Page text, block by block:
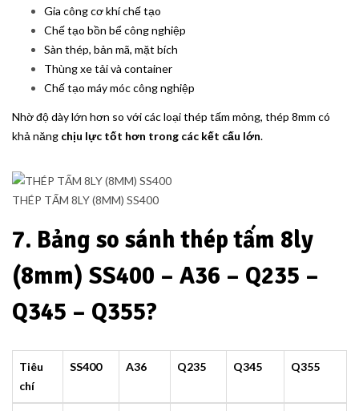
Gia công cơ khí chế tạo
Chế tạo bồn bể công nghiệp
Sàn thép, bản mã, mặt bích
Thùng xe tải và container
Chế tạo máy móc công nghiệp
Nhờ độ dày lớn hơn so với các loại thép tấm mỏng, thép 8mm có
khả năng chịu lực tốt hơn trong các kết cấu lớn.
THÉP TẤM 8LY (8MM) SS400
7. Bảng so sánh thép tấm 8ly
(8mm) SS400 – A36 – Q235 –
Q345 – Q355?
Tiêu
chí
SS400 A36 Q235 Q345 Q355